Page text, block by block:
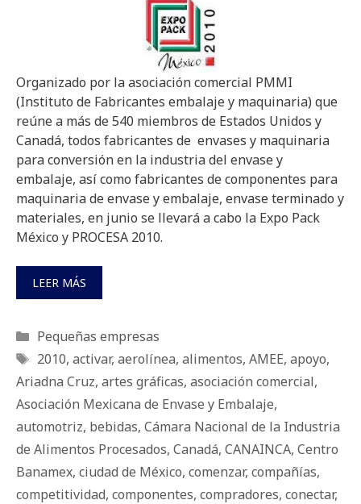
Organizado por la asociación comercial PMMI
(Instituto de Fabricantes embalaje y maquinaria) que
reúne a más de 540 miembros de Estados Unidos y
Canadá, todos fabricantes de envases y maquinaria
para conversión en la industria del envase y
embalaje, así como fabricantes de componentes para
maquinaria de envase y embalaje, envase terminado y
materiales, en junio se llevará a cabo la Expo Pack
México y PROCESA 2010.
LEER MÁS
Categorías
Pequeñas empresas
Etiquetas
2010, activar, aerolínea, alimentos, AMEE, apoyo,
Ariadna Cruz, artes gráficas, asociación comercial,
Asociación Mexicana de Envase y Embalaje,
automotriz, bebidas, Cámara Nacional de la Industria
de Alimentos Procesados, Canadá, CANAINCA, Centro
Banamex, ciudad de México, comenzar, compañías,
competitividad, componentes, compradores, conectar,